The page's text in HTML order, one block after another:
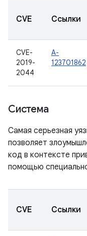
CVE Ссылки
CVE-
2019-
2044
A-
123701862
Система
Самая серьезная
позволяет
код в контексте
помощью
CVE Ссылки